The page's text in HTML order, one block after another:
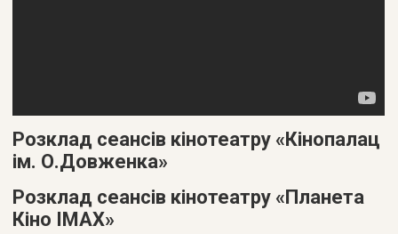
Розклад сеансів кінотеатру «Кінопалац
ім. О.Довженка»
Розклад сеансів кінотеатру «Планета
Кіно IMAX»